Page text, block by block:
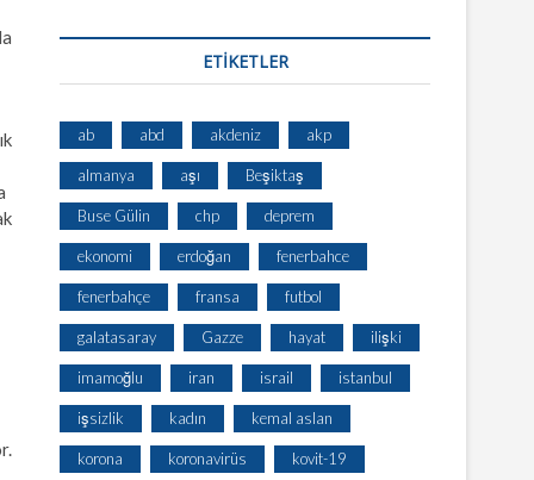
ETİKETLER
ab abd akdeniz akp
almanya aşı Beşiktaş
Buse Gülin chp deprem
ekonomi erdoğan fenerbahce
fenerbahçe fransa futbol
galatasaray Gazze hayat ilişki
imamoğlu iran israil istanbul
işsizlik kadın kemal aslan
korona koronavirüs kovit-19